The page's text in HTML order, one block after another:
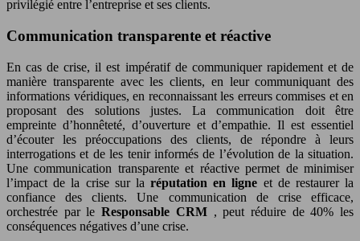
privilégié entre l’entreprise et ses clients.
Communication transparente et réactive
En cas de crise, il est impératif de communiquer rapidement et de
manière transparente avec les clients, en leur communiquant des
informations véridiques, en reconnaissant les erreurs commises et en
proposant des solutions justes. La communication doit être
empreinte d’honnêteté, d’ouverture et d’empathie. Il est essentiel
d’écouter les préoccupations des clients, de répondre à leurs
interrogations et de les tenir informés de l’évolution de la situation.
Une communication transparente et réactive permet de minimiser
l’impact de la crise sur la réputation en ligne et de restaurer la
confiance des clients. Une communication de crise efficace,
orchestrée par leResponsable CRM , peut réduire de 40% les
conséquences négatives d’une crise.